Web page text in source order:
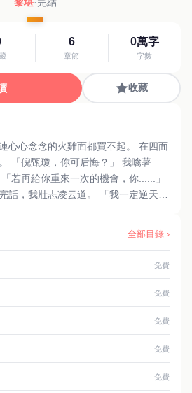
6
章節
0萬字
字數
收藏
心心念念的火雞面都買不起。 在四面
「倪甄瓊，你可后悔？」 我噙著
若再給你重來一次的機會，你......」
話，我壯志凌云道。 「我一定逆天改
全部目錄 ›
免費
免費
免費
免費
免費